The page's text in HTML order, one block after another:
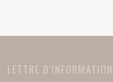
LETTRE D'INFORMATION